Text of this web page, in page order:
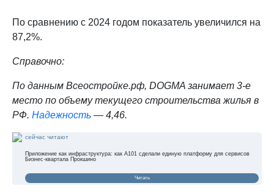
По сравнению с 2024 годом показатель увеличился на
87,2%.
Справочно:
По данным Всеостройке.pф, DOGMA занимает 3-е
место по объему текущего строительства жилья в
РФ. Надежность — 4,46.
сейчас читают
Приложение как инфраструктура: как А101 сделали единую платформу для сервисов
Бизнес-квартала Прокшино
Читать